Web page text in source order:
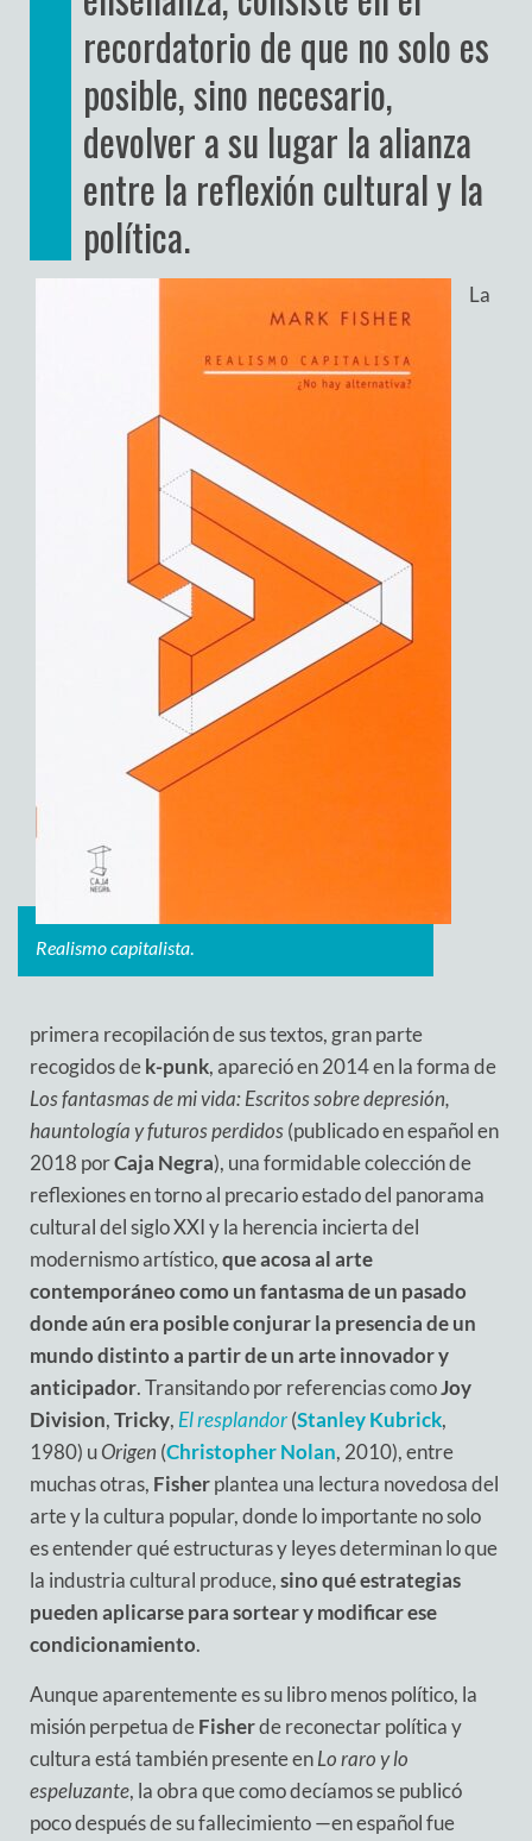
recordatorio de que no solo es
posible, sino necesario,
devolver a su lugar la alianza
entre la reflexión cultural y la
política.
Realismo capitalista.
La
primera recopilación de sus textos, gran parte
recogidos dek-punk, apareció en 2014 en la forma de
Los fantasmas de mi vida: Escritos sobre depresión,
hauntología y futuros perdidos(publicado en español en
2018 porCaja Negra), una formidable colección de
reflexiones en torno al precario estado del panorama
cultural del siglo XXI y la herencia incierta del
modernismo artístico,que acosa al arte
contemporáneo como un fantasma de un pasado
donde aún era posible conjurar la presencia de un
mundo distinto a partir de un arte innovador y
anticipador. Transitando por referencias comoJoy
Division,Tricky, El resplandor(Stanley Kubrick,
1980) uOrigen (Christopher Nolan, 2010), entre
muchas otras, Fisherplantea una lectura novedosa del
arte y la cultura popular, donde lo importante no solo
es entender qué estructuras y leyes determinan lo que
la industria cultural produce,sino qué estrategias
pueden aplicarse para sortear y modificar ese
condicionamiento.
Aunque aparentemente es su libro menos político, la
misión perpetua deFisherde reconectar política y
cultura está también presente enLo raro y lo
espeluzante, la obra que como decíamos se publicó
poco después de su fallecimiento —en español fue